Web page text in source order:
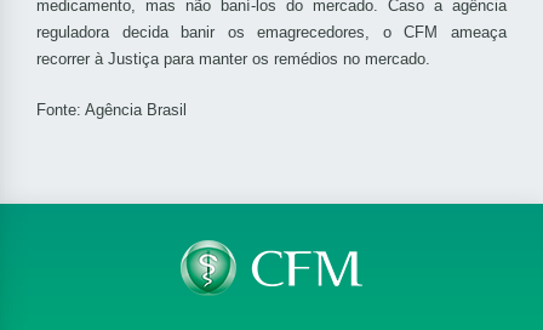
medicamento, mas não baní-los do mercado. Caso a agência
reguladora decida banir os emagrecedores, o CFM ameaça
recorrer à Justiça para manter os remédios no mercado.
Fonte: Agência Brasil